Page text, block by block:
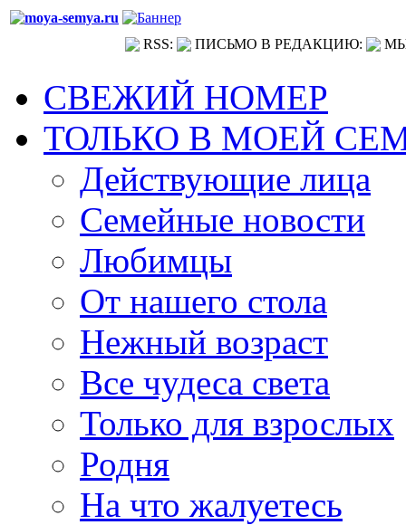
RSS: ПИСЬМО В РЕДАКЦИЮ:
СВЕЖИЙ НОМЕР
ТОЛЬКО В МОЕЙ
Действующие лица
Семейные новости
Любимцы
От нашего стола
Нежный возраст
Все чудеса света
Только для взрослых
Родня
На что жалуетесь